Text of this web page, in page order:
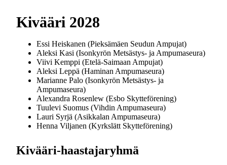
Kivääri 2028
Essi Heiskanen (Pieksämäen Seudun Ampujat)
Aleksi Kasi (Isonkyrön Metsästys- ja Ampumaseura)
Viivi Kemppi (Etelä-Saimaan Ampujat)
Aleksi Leppä (Haminan Ampumaseura)
Marianne Palo (Isonkyrön Metsästys- ja
Ampumaseura)
Alexandra Rosenlew (Esbo Skytteförening)
Tuulevi Suomus (Vihdin Ampumaseura)
Lauri Syrjä (Asikkalan Ampumaseura)
Henna Viljanen (Kyrkslätt Skytteförening)
Kivääri-haastajaryhmä